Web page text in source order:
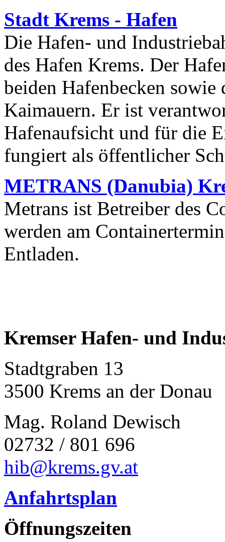
Stadt Krems - Hafen
Die Hafen- und
des Hafen Krems. Der
beiden Hafenbecken
Kaimauern. Er ist
Hafenaufsicht und für die
fungiert als öffentlicher
METRANS (Danubia)
Metrans ist Betreiber des
werden am
Entladen.
Kremser Hafen- und
Stadtgraben 13
3500 Krems an der Donau
Mag. Roland Dewisch
02732 / 801 696
hib@krems.gv.at
Anfahrtsplan
Öffnungszeiten